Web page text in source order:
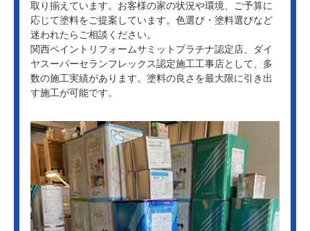
取り揃えています。お客様の家の状況や環境、ご予算に
応じて塗料をご提案しています。色選び・塗料選びなど
迷われたらご相談ください。
関西ペイントリフォームサミットプラチナ認定店、ダイ
ヤスーパーセランフレックス認定施工工事店として、多
数の施工実績があります。塗料の良さを最大限に引き出
す施工が可能です。